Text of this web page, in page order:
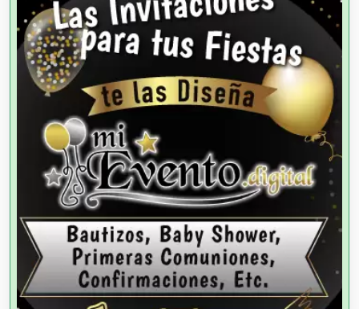
Agencias de Autos
Agencias de Cobranza
Agencias de Colocación
Agencias de Modelos
Agencias de Publicidad